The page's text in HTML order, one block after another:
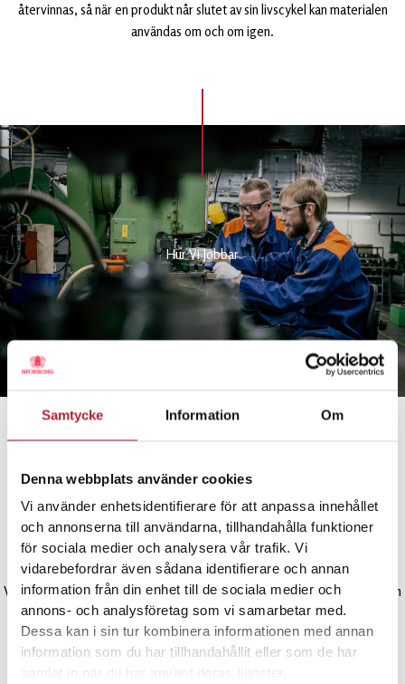
Samtycke Information Om
Denna webbplats använder cookies
Vi använder enhetsidentifierare för att anpassa innehållet
och annonserna till användarna, tillhandahålla funktioner
för sociala medier och analysera vår trafik. Vi
vidarebefordrar även sådana identifierare och annan
information från din enhet till de sociala medier och
annons- och analysföretag som vi samarbetar med.
Dessa kan i sin tur kombinera informationen med annan
information som du har tillhandahållit eller som de har
samlat in när du har använt deras tjänster.
återvinnas, så när en produkt når slutet av sin livscykel kan materialen
användas om och om igen.
Hur Vi Jobbar
Kvalitetshantverk
Vår företagskultur innebär att allt vi gör bottnar i erfarenhet, omtanke och
kreativitet. Vi strävar efter att hålla högsta kvalitetsstandard, vilket
förväntas av ett företag som tilldelats titeln kunglig hovleverantör.